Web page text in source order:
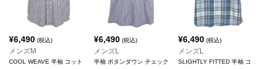
¥6,490 (税込)
メンズM
COOL WEAVE 半袖 コット
¥6,490(税込)
メンズL
半袖 ボタンダウン チェック
¥6,490 (税込)
メンズL
SLIGHTLY FITTED 半袖 コ